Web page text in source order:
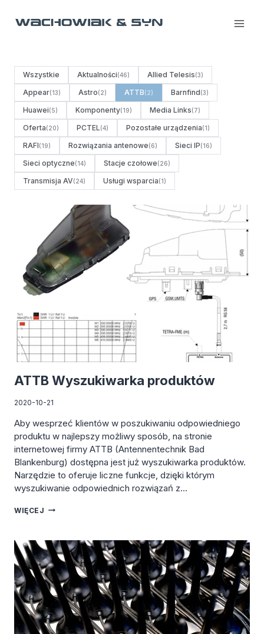
Wszystkie Aktualności(46) Allied Telesis(3)
Appear(13) Astro(2) ATTB(2) Barnfind(3)
Huawei(5) Komponenty(19) Media Links(7)
Oferta(20) PCTEL(4) Pozostałe urządzenia(1)
RAFI(19) Rozwiązania antenowe(6) Sieci IP(16)
Sieci optyczne(14) Stacje czołowe(26)
Transmisja AV(24) Usługi wsparcia(1)
ATTB Wyszukiwarka produktów
2020-10-21
Aby wesprzeć klientów w poszukiwaniu odpowiedniego
produktu w najlepszy możliwy sposób, na stronie
internetowej firmy ATTB (Antennentechnik Bad
Blankenburg) dostępna jest już wyszukiwarka produktów.
Narzędzie to oferuje liczne funkcje, dzięki którym
wyszukiwanie odpowiednich rozwiązań z…
WIĘCEJ ATTB